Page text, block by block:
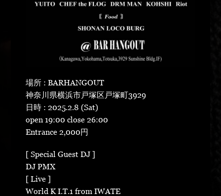
場所 : BARHANGOUT
神奈川県横浜市戸塚区戸塚町3929
日時 : 2025.2.8 (Sat)
open 19:00 close 26:00
Entrance 2,000円
[ Special Guest DJ ]
DJ PMX
[ Live ]
World K I.T.1 from IWATE